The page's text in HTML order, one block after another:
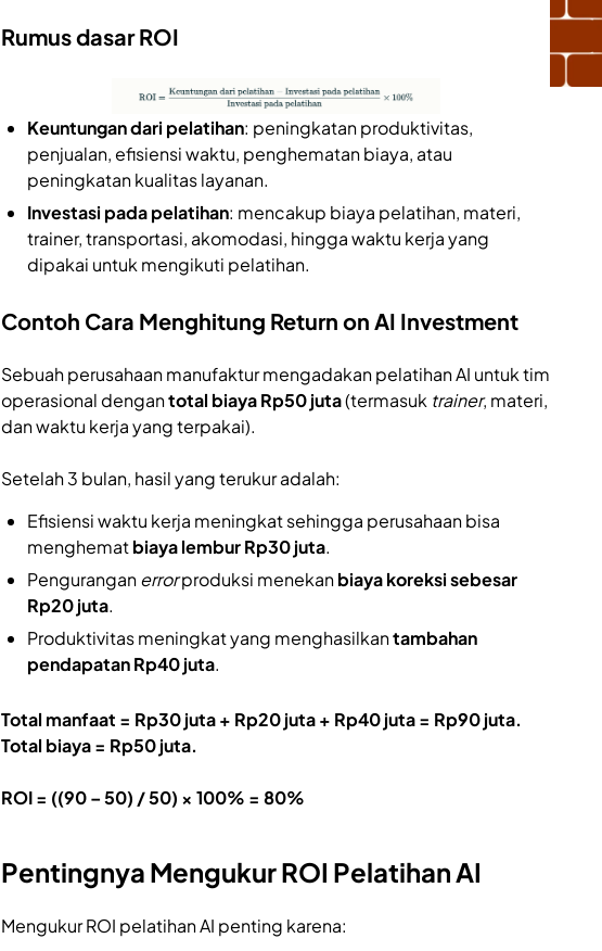
Rumus dasar ROI
Keuntungan dari pelatihan: peningkatan produktivitas,
penjualan, efisiensi waktu, penghematan biaya, atau
peningkatan kualitas layanan.
Investasi pada pelatihan: mencakup biaya pelatihan, materi,
trainer, transportasi, akomodasi, hingga waktu kerja yang
dipakai untuk mengikuti pelatihan.
Contoh Cara Menghitung Return on AI Investment
Sebuah perusahaan manufaktur mengadakan pelatihan AI untuk tim
operasional dengantotal biaya Rp50 juta(termasuk trainer, materi,
dan waktu kerja yang terpakai).
Setelah 3 bulan, hasil yang terukur adalah:
Efisiensi waktu kerja meningkat sehingga perusahaan bisa
menghematbiaya lembur Rp30 juta.
Penguranganerrorproduksi menekanbiaya koreksi sebesar
Rp20 juta.
Produktivitas meningkat yang menghasilkantambahan
pendapatan Rp40 juta.
Total manfaat = Rp30 juta + Rp20 juta + Rp40 juta = Rp90 juta.
Total biaya = Rp50 juta.
ROI = ((90 – 50) / 50) × 100% = 80%
Pentingnya Mengukur ROI Pelatihan AI
Mengukur ROI pelatihan AI penting karena: